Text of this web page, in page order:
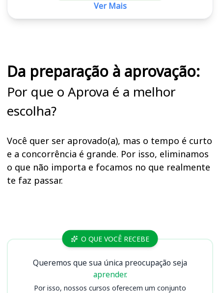
Ver Mais
Da preparação à aprovação:
Por que o Aprova é a melhor
escolha?
Você quer ser aprovado(a), mas o tempo é curto
e a concorrência é grande. Por isso, eliminamos
o que não importa e focamos no que realmente
te faz passar.
Cursos O QUE VOCÊ RECEBE
Queremos que sua única preocupação seja
aprender.
Por isso, nossos cursos oferecem um conjunto